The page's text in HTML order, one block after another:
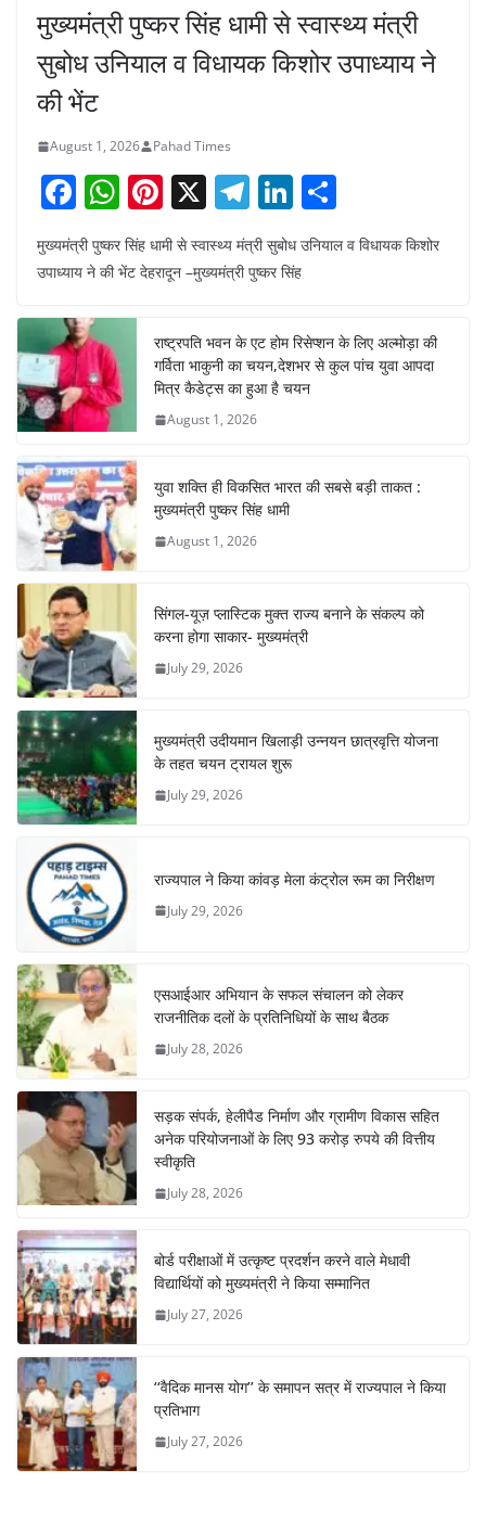
मुख्यमंत्री पुष्कर सिंह धामी से स्वास्थ्य मंत्री
सुबोध उनियाल व विधायक किशोर उपाध्याय ने
की भेंट
August 1, 2026 Pahad Times
F
a
c
b
o
o
k
W
h
at
A
p
p
Pi
nt
er
e
st
X T
el
e
gr
a
m
Li
n
k
dI
n
ar
मुख्यमंत्री पुष्कर सिंह धामी से स्वास्थ्य मंत्री सुबोध उनियाल व विधायक किशोर
उपाध्याय ने की भेंट देहरादून –मुख्यमंत्री पुष्कर सिंह
राष्ट्रपति भवन के एट होम रिसेप्शन के लिए अल्मोड़ा की
गर्विता भाकुनी का चयन,देशभर से कुल पांच युवा आपदा
मित्र कैडेट्स का हुआ है चयन
August 1, 2026
युवा शक्ति ही विकसित भारत की सबसे बड़ी ताकत :
मुख्यमंत्री पुष्कर सिंह धामी
August 1, 2026
सिंगल-यूज़ प्लास्टिक मुक्त राज्य बनाने के संकल्प को
करना होगा साकार- मुख्यमंत्री
July 29, 2026
मुख्यमंत्री उदीयमान खिलाड़ी उन्नयन छात्रवृत्ति योजना
के तहत चयन ट्रायल शुरू
July 29, 2026
राज्यपाल ने किया कांवड़ मेला कंट्रोल रूम का निरीक्षण
July 29, 2026
एसआईआर अभियान के सफल संचालन को लेकर
राजनीतिक दलों के प्रतिनिधियों के साथ बैठक
July 28, 2026
सड़क संपर्क, हेलीपैड निर्माण और ग्रामीण विकास सहित
अनेक परियोजनाओं के लिए 93 करोड़ रुपये की वित्तीय
स्वीकृति
July 28, 2026
बोर्ड परीक्षाओं में उत्कृष्ट प्रदर्शन करने वाले मेधावी
विद्यार्थियों को मुख्यमंत्री ने किया सम्मानित
July 27, 2026
‘‘वैदिक मानस योग’’ के समापन सत्र में राज्यपाल ने किया
प्रतिभाग
July 27, 2026